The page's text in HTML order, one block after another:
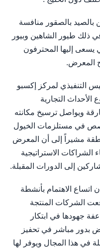
بالصيد بالصقور منافسة
ذلك طيور الشاهين وبيور
يسعى إليها المحترفون
المعرض.
التنفيذي لمركز إكسبو
الأحداث التجارية
ويواصل ترسيخ مكانته
في مستلزمات الخيول
مشيراً إلى أن المعرض
الشراكات الاستراتيجية
إلى الدورات المقبلة.
الاهتمام بأنشطة
الشركات المنتجة
جهودها في ابتكار
بدور مباشر في تحفيز
في هذا المجال ويوفر لها